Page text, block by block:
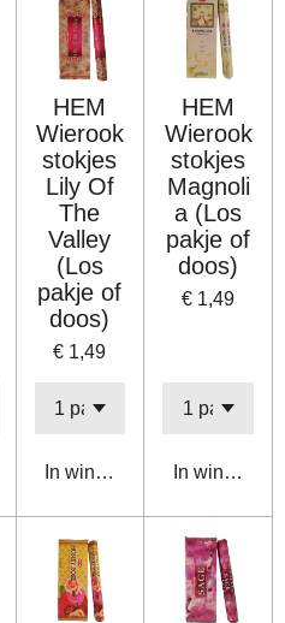
HEM
Wierook
stokjes
Lily Of
The
Valley
(Los
pakje of
doos)
€ 1,49
In winkelwagen
HEM
Wierook
stokjes
Magnoli
a (Los
pakje of
doos)
€ 1,49
In